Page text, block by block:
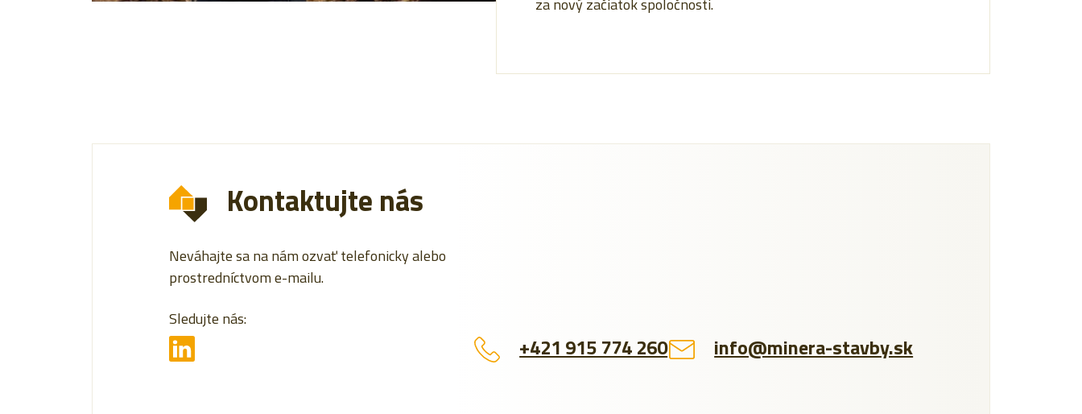
za nový začiatok spoločnosti.
Kontaktujte nás
Neváhajte sa na nám ozvať telefonicky alebo
prostredníctvom e-mailu.
Sledujte nás:
+421 915 774 260 info@minera-stavby.sk